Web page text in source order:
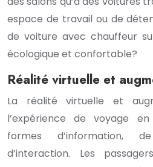
espace de travail ou de
de voiture avec chauffeur
écologique et confortable?
Réalité virtuelle et
La réalité virtuelle et
l’expérience de voyage
formes d’information,
d’interaction. Les